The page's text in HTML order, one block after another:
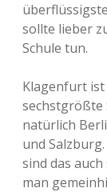
sollte lieber
Schule tun.
Klagenfurt
sechstgrößte
natürlich
und
sind das
man